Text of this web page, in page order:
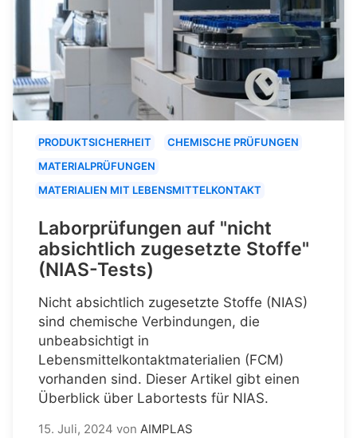
PRODUKTSICHERHEIT
CHEMISCHE PRÜFUNGEN
MATERIALPRÜFUNGEN
MATERIALIEN MIT LEBENSMITTELKONTAKT
Laborprüfungen auf "nicht
absichtlich zugesetzte Stoffe"
(NIAS-Tests)
Nicht absichtlich zugesetzte Stoffe (NIAS)
sind chemische Verbindungen, die
unbeabsichtigt in
Lebensmittelkontaktmaterialien (FCM)
vorhanden sind. Dieser Artikel gibt einen
Überblick über Labortests für NIAS.
15. Juli, 2024 von AIMPLAS